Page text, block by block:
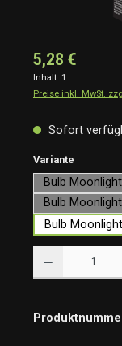
5,28 €
Inhalt: 1
Preise inkl. MwSt.
Sofort
Variante
Bulb
Bulb
Bulb